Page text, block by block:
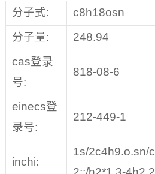
分子式:
c8h18osn
分子量:
248.94
cas登录
号:
818-08-6
einecs登
录号:
212-449-1
inchi:
1s/2c4h9.o.sn/